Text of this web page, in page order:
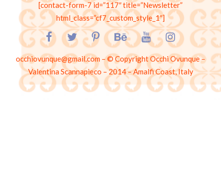
[contact-form-7 id=”117″ title=”Newsletter”
html_class=”cf7_custom_style_1″]
occhiovunque@gmail.com – © Copyright Occhi Ovunque –
Valentina Scannapieco – 2014 – Amalfi Coast, Italy